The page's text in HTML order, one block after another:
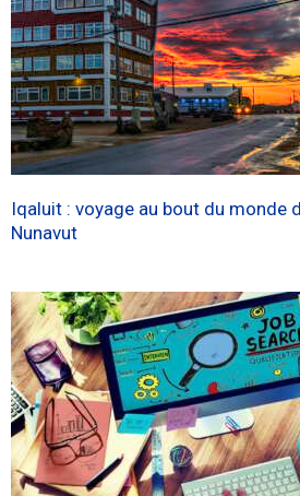
Iqaluit : voyage au bout du monde
Nunavut